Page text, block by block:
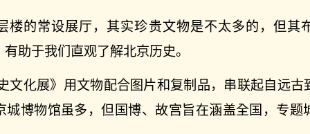
楼的常设展厅，其实珍贵文物是不太多的，但其
助于我们直观了解北京历史。
文化展》用文物配合图片和复制品，串联起自远古
城博物馆虽多，但国博、故宫旨在涵盖全国，专题